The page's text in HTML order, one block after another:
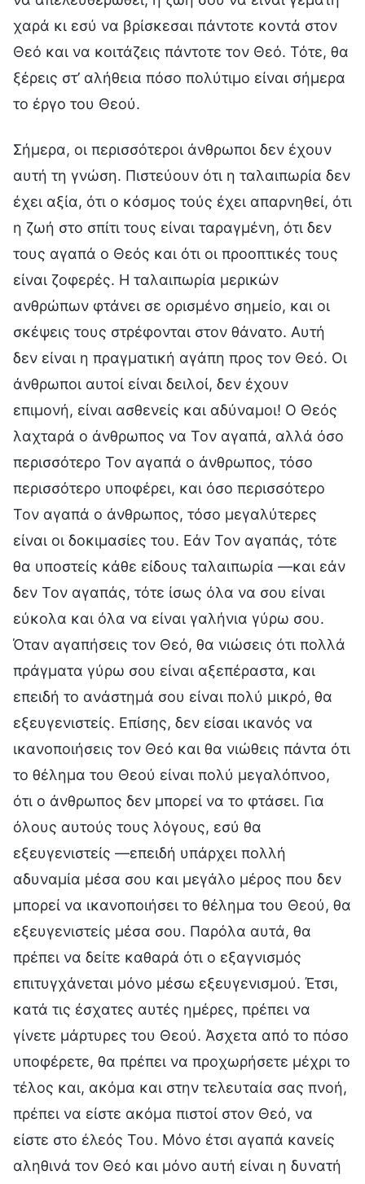
χαρά κι εσύ να βρίσκεσαι πάντοτε κοντά στον
Θεό και να κοιτάζεις πάντοτε τον Θεό. Τότε, θα
ξέρεις στ’ αλήθεια πόσο πολύτιμο είναι σήμερα
το έργο του Θεού.
Σήμερα, οι περισσότεροι άνθρωποι δεν έχουν
αυτή τη γνώση. Πιστεύουν ότι η ταλαιπωρία δεν
έχει αξία, ότι ο κόσμος τούς έχει απαρνηθεί, ότι
η ζωή στο σπίτι τους είναι ταραγμένη, ότι δεν
τους αγαπά ο Θεός και ότι οι προοπτικές τους
είναι ζοφερές. Η ταλαιπωρία μερικών
ανθρώπων φτάνει σε ορισμένο σημείο, και οι
σκέψεις τους στρέφονται στον θάνατο. Αυτή
δεν είναι η πραγματική αγάπη προς τον Θεό. Οι
άνθρωποι αυτοί είναι δειλοί, δεν έχουν
επιμονή, είναι ασθενείς και αδύναμοι! Ο Θεός
λαχταρά ο άνθρωπος να Τον αγαπά, αλλά όσο
περισσότερο Τον αγαπά ο άνθρωπος, τόσο
περισσότερο υποφέρει, και όσο περισσότερο
Τον αγαπά ο άνθρωπος, τόσο μεγαλύτερες
είναι οι δοκιμασίες του. Εάν Τον αγαπάς, τότε
θα υποστείς κάθε είδους ταλαιπωρία —και εάν
δεν Τον αγαπάς, τότε ίσως όλα να σου είναι
εύκολα και όλα να είναι γαλήνια γύρω σου.
Όταν αγαπήσεις τον Θεό, θα νιώσεις ότι πολλά
πράγματα γύρω σου είναι αξεπέραστα, και
επειδή το ανάστημά σου είναι πολύ μικρό, θα
εξευγενιστείς. Επίσης, δεν είσαι ικανός να
ικανοποιήσεις τον Θεό και θα νιώθεις πάντα ότι
το θέλημα του Θεού είναι πολύ μεγαλόπνοο,
ότι ο άνθρωπος δεν μπορεί να το φτάσει. Για
όλους αυτούς τους λόγους, εσύ θα
εξευγενιστείς —επειδή υπάρχει πολλή
αδυναμία μέσα σου και μεγάλο μέρος που δεν
μπορεί να ικανοποιήσει το θέλημα του Θεού, θα
εξευγενιστείς μέσα σου. Παρόλα αυτά, θα
πρέπει να δείτε καθαρά ότι ο εξαγνισμός
επιτυγχάνεται μόνο μέσω εξευγενισμού. Έτσι,
κατά τις έσχατες αυτές ημέρες, πρέπει να
γίνετε μάρτυρες του Θεού. Άσχετα από το πόσο
υποφέρετε, θα πρέπει να προχωρήσετε μέχρι το
τέλος και, ακόμα και στην τελευταία σας πνοή,
πρέπει να είστε ακόμα πιστοί στον Θεό, να
είστε στο έλεός Του. Μόνο έτσι αγαπά κανείς
αληθινά τον Θεό και μόνο αυτή είναι η δυνατή